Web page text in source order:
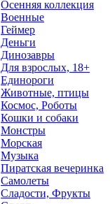
Осенняя коллекция
Военные
Геймер
Деньги
Динозавры
Для взрослых, 18+
Единороги
Животные, птицы
Космос, Роботы
Кошки и собаки
Монстры
Морская
Музыка
Пиратская вечеринка
Самолеты
Сладости, Фрукты